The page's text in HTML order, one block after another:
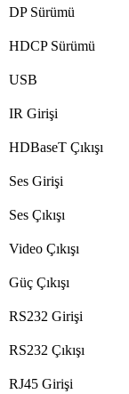
DP Sürümü
HDCP Sürümü
USB
IR Girişi
HDBaseT Çıkışı
Ses Girişi
Ses Çıkışı
Video Çıkışı
Güç Çıkışı
RS232 Girişi
RS232 Çıkışı
RJ45 Girişi